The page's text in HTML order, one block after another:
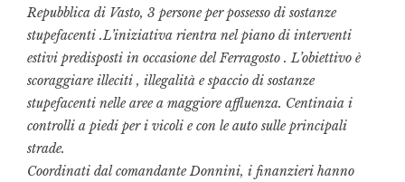
Repubblica di Vasto, 3 persone per possesso di sostanze
stupefacenti .L’iniziativa rientra nel piano di interventi
estivi predisposti in occasione del Ferragosto . L’obiettivo è
scoraggiare illeciti , illegalità e spaccio di sostanze
stupefacenti nelle aree a maggiore affluenza. Centinaia i
controlli a piedi per i vicoli e con le auto sulle principali
strade.
Coordinati dal comandante Donnini, i finanzieri hanno